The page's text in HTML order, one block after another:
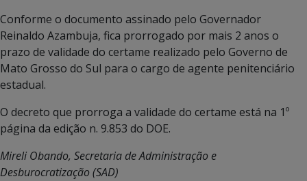
Conforme o documento assinado pelo Governador
Reinaldo Azambuja, fica prorrogado por mais 2 anos o
prazo de validade do certame realizado pelo Governo de
Mato Grosso do Sul para o cargo de agente penitenciário
estadual.
O decreto que prorroga a validade do certame está na 1º
página da edição n. 9.853 do DOE.
Mireli Obando, Secretaria de Administração e
Desburocratização (SAD)